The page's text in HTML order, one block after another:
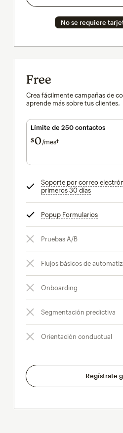
No se requiere
Free
Crea fácilmente campañas de
aprende más sobre tus clientes.
Límite de 250 contactos
$0 /mes†al mes†
Soporte por correo
primeros 30 díasinfo
Popup Formulariosinfo
Pruebas A/B
Flujos básicos de
Onboarding
Segmentación predictiva
Orientación conductual
Regístrate